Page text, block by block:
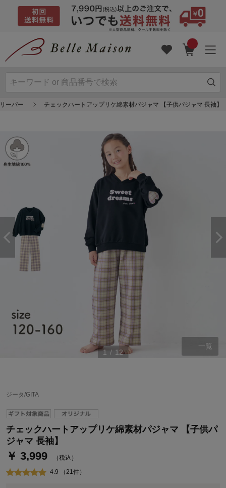
ーパー チェックハートアップリケ綿素材パジャマ 【子供パジャマ 長袖】
1 / 12
一覧
ジータ/GITA
チェックハートアップリケ綿素材パジャマ 【子供パ
ジャマ 長袖】
￥ 3,999 （税込）
4.9 （21件）
ステージが上がれば送料無料・返品引取無料！
ベルメゾンご優待サービスについて
ベルメゾン・ポイントについて
通常商品送料無料 返品引取無料（JCBのみ）
即時入会なら更に500円OFFクーポンプレゼント